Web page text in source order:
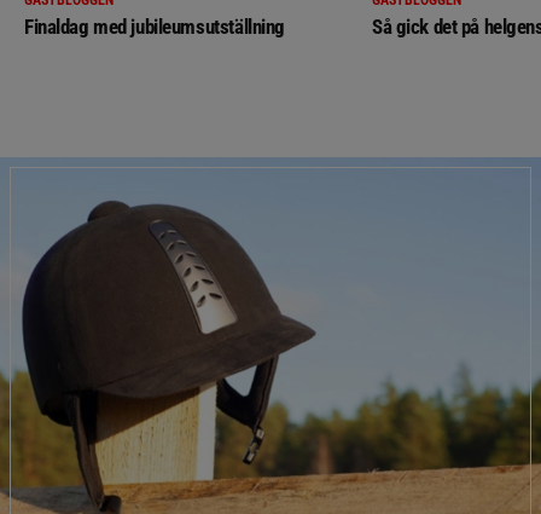
Finaldag med jubileumsutställning Så gick det på